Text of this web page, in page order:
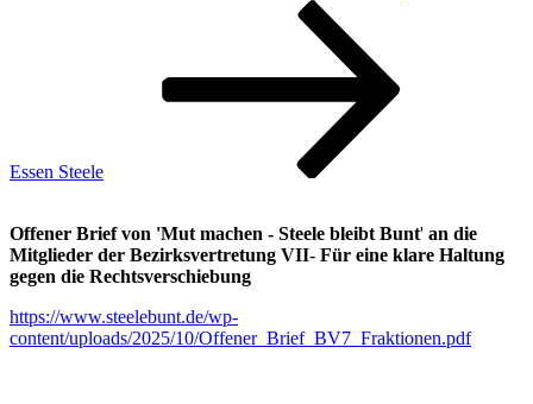
Essen Steele
Offener Brief von 'Mut machen - Steele bleibt Bunt' an die
Mitglieder der Bezirksvertretung VII- Für eine klare Haltung
gegen die Rechtsverschiebung
https://www.steelebunt.de/wp-
content/uploads/2025/10/Offener_Brief_BV7_Fraktionen.pdf